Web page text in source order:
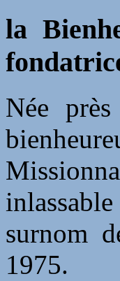
la
Née
surnom
1975.